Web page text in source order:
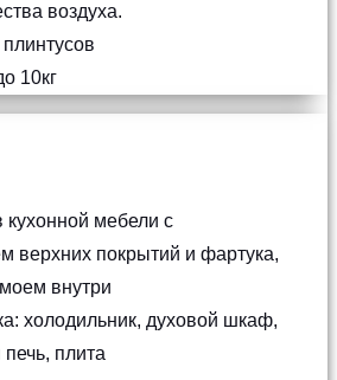
воздуха.
10кг
мебели с
верхних покрытий и фартука,
внутри
холодильник, духовой шкаф,
плита